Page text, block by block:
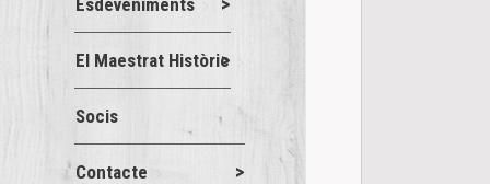
Esdeveniments
El Maestrat Històric
Socis
Contacte